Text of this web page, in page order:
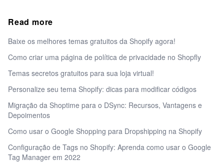
Read more
Baixe os melhores temas gratuitos da Shopify agora!
Como criar uma página de política de privacidade no Shopfly
Temas secretos gratuitos para sua loja virtual!
Personalize seu tema Shopify: dicas para modificar códigos
Migração da Shoptime para o DSync: Recursos, Vantagens e
Depoimentos
Como usar o Google Shopping para Dropshipping na Shopify
Configuração de Tags no Shopify: Aprenda como usar o Google
Tag Manager em 2022